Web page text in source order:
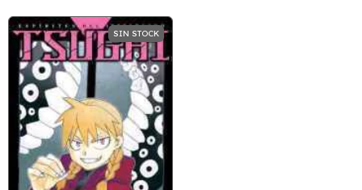
SIN STOCK